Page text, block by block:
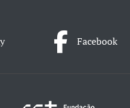
Facebook